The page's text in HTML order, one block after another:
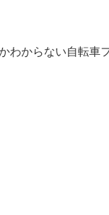
わからない自転